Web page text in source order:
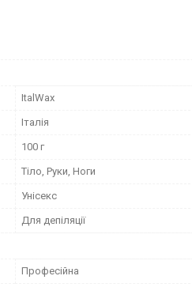
ItalWax
Італія
100 г
Тіло, Руки, Ноги
Унісекс
Для депіляції
Професійна